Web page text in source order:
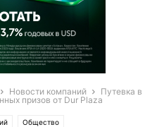
Новости компаний
Путевка в
призов от Dur Plaza
Общество